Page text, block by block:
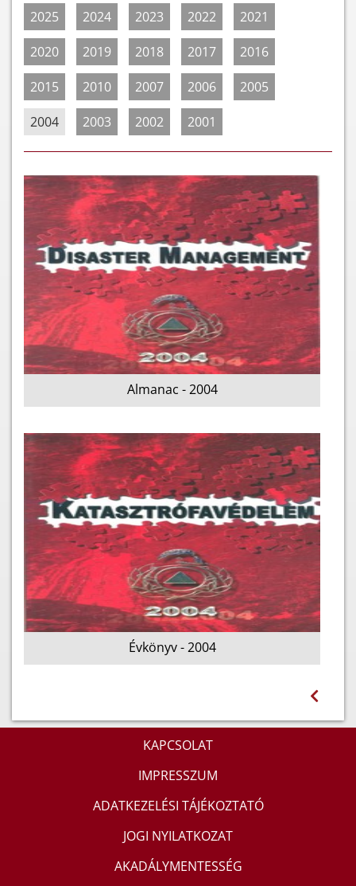
2025 2024 2023 2022
2021
2020
2019 2018 2017
2016
2015
2010 2007 2006
2005
2004
2003 2002 2001
Almanac - 2004
Évkönyv - 2004
KAPCSOLAT
IMPRESSZUM
ADATKEZELÉSI TÁJÉKOZTATÓ
JOGI NYILATKOZAT
AKADÁLYMENTESSÉG